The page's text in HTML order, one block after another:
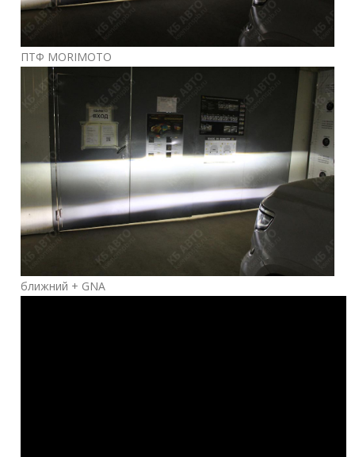
ПТФ MORIMOTO
ближний + GNA